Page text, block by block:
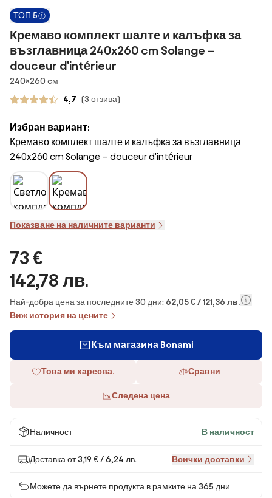
ТОП 5
Кремаво комплект шалте и калъфка за
възглавница 240x260 cm Solange –
douceur d'intérieur
Размери
240×260 cм
4,7 (3 отзива)
Избран вариант:
Кремаво комплект шалте и калъфка за възглавница
240x260 cm Solange – douceur d'intérieur
Показване на наличните варианти
73 €
142,78 лв.
Най-добра цена за последните 30 дни: 62,05 € / 121,36 лв.
Виж история на цените
Към магазина Bonami
Това ми харесва. Сравни
Следена цена
Наличност В наличност
Доставка от 3,19 € / 6,24 лв. Всички доставки
Можете да върнете продукта в рамките на 365 дни